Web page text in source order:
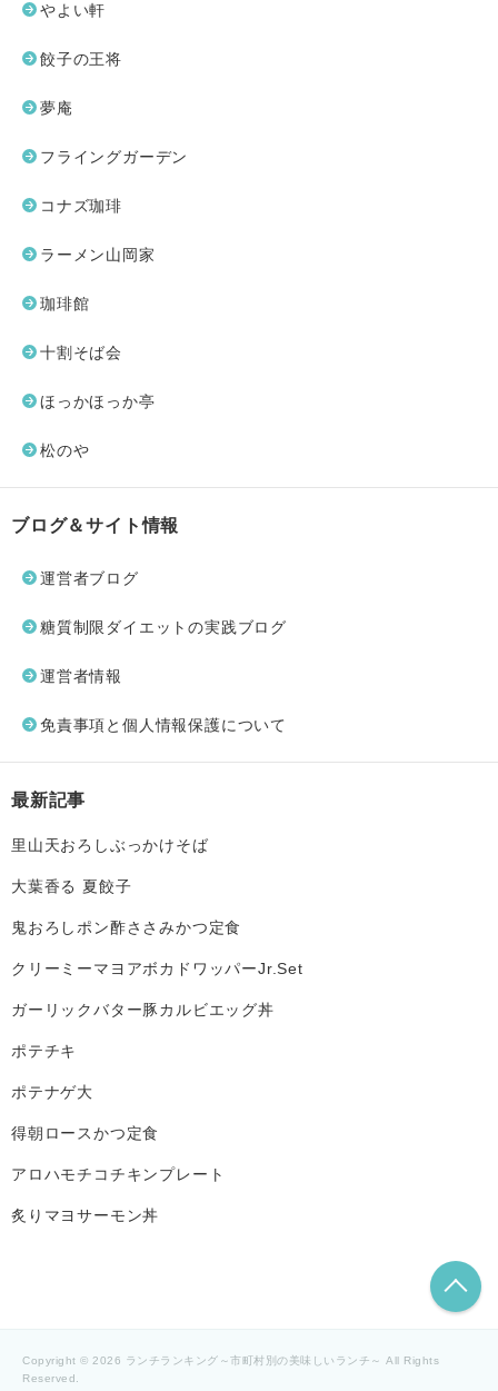
やよい軒
餃子の王将
夢庵
フライングガーデン
コナズ珈琲
ラーメン山岡家
珈琲館
十割そば会
ほっかほっか亭
松のや
ブログ＆サイト情報
運営者ブログ
糖質制限ダイエットの実践ブログ
運営者情報
免責事項と個人情報保護について
最新記事
里山天おろしぶっかけそば
大葉香る 夏餃子
鬼おろしポン酢ささみかつ定食
クリーミーマヨアボカドワッパーJr.Set
ガーリックバター豚カルビエッグ丼
ポテチキ
ポテナゲ大
得朝ロースかつ定食
アロハモチコチキンプレート
炙りマヨサーモン丼
Copyright © 2026 ランチランキング～市町村別の美味しいランチ～ All Rights
Reserved.